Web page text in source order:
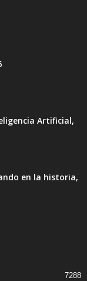
Artificial,
en la historia,
7288